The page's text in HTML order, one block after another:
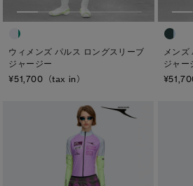
スノーグース
メイドインジャパンTシャツ
アウターウェア
アパレル
アクセサリー
フットウェア
スノーグース
メイドインジャパンTシャツ
アウターウェア
アパレル
アクセサリー
フットウェア
下取り
キッズ
カテゴリ
ディスク
クラシック ディスク
ホワイト ディスク
ト―ナル ディスク
ウィメンズ パルス ロングスリーブ
ジャージー
¥51,700（tax in）
メン
ジャー